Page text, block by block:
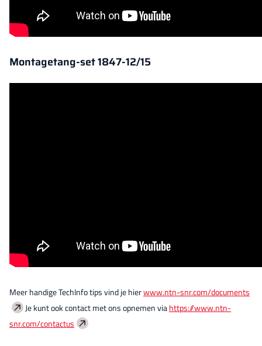
Montagetang-set 1847-12/15
Meer handige TechInfo tips vind je hierwww.ntn-snr.com/documents
Je kunt ook contact met ons opnemen viahttps://www.ntn-
snr.com/contactus